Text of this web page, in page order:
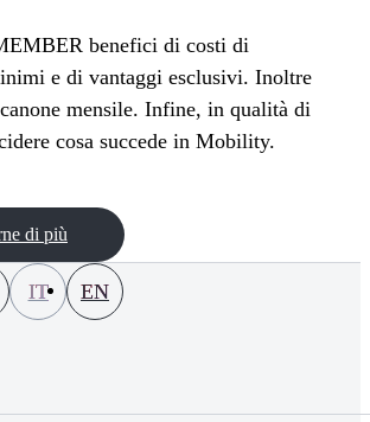
benefici di costi di
e di vantaggi esclusivi. Inoltre
mensile. Infine, in qualità di
cosa succede in Mobility.
di più
IT EN